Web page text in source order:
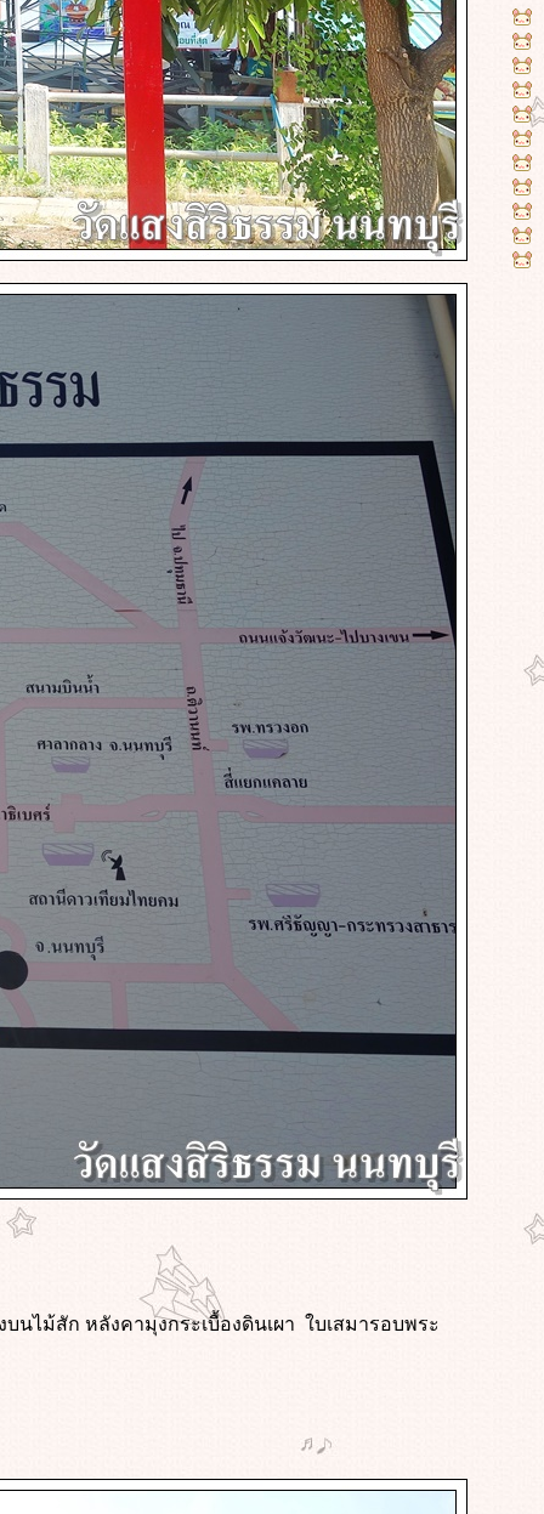
นไม้สัก หลังคามุงกระเบื้องดินเผา ใบเสมารอบพระ